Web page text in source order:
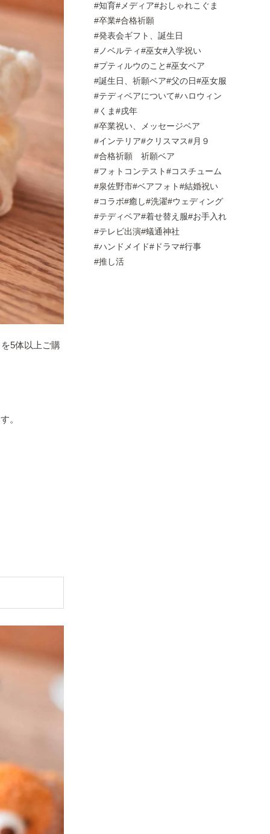
5体以上ご購
。
知育
メディア
おしゃれこぐま
卒業 合格祈願
発表会ギフト、誕生日
ノベルティ
巫女
入学祝い
プティルウのこと
巫女ベア
誕生日、祈願ベア 父の日
巫女服
テディベアについて ハロウィン
くま
戌年
卒業祝い、メッセージベア
インテリア
クリスマス
月９
合格祈願 祈願ベア
フォトコンテスト
コスチューム
泉佐野市 ベアフォト
結婚祝い
コラボ 癒し 洗濯
ウェディング
テディベア 着せ替え服
お手入れ
テレビ出演 蟻通神社
ハンドメイド
ドラマ 行事
推し活